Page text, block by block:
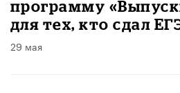
программу
для тех, кто сдал
29 мая